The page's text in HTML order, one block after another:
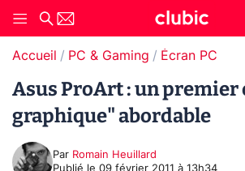
Accueil PC & Gaming Écran PC
Asus ProArt : un premier
graphique" abordable
Par Romain Heuillard